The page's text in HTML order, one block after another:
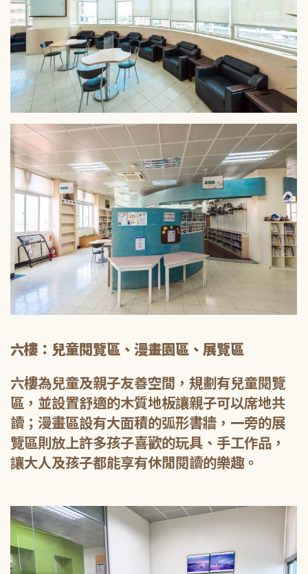
六樓：兒童閱覽區、漫畫園區、展覽區
六樓為兒童及親子友善空間，規劃有兒童閱覽
區，並設置舒適的木質地板讓親子可以席地共
讀；漫畫區設有大面積的弧形書牆，一旁的展
覽區則放上許多孩子喜歡的玩具、手工作品，
讓大人及孩子都能享有休閒閱讀的樂趣。